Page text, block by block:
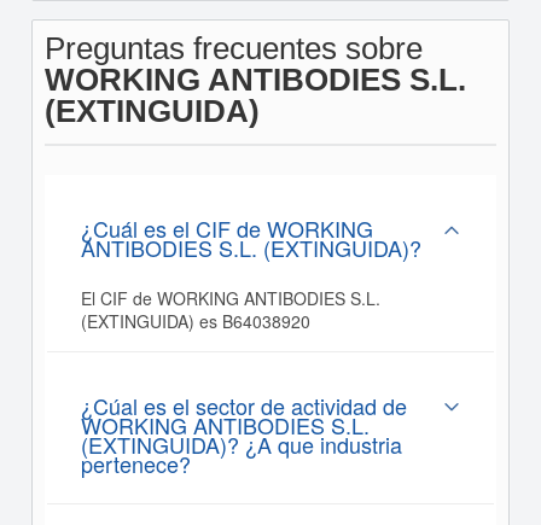
Preguntas frecuentes sobre
WORKING ANTIBODIES S.L.
(EXTINGUIDA)
¿Cuál es el CIF de WORKING
ANTIBODIES S.L. (EXTINGUIDA)?
El CIF de WORKING ANTIBODIES S.L.
(EXTINGUIDA) es B64038920
¿Cúal es el sector de actividad de
WORKING ANTIBODIES S.L.
(EXTINGUIDA)? ¿A que industria
pertenece?